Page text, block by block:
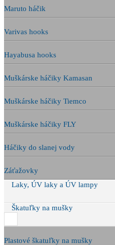
Maruto háčik
Varivas hooks
Hayabusa hooks
Muškárske háčiky Kamasan
Muškárske háčiky Tiemco
Muškárske háčiky FLY
Háčiky do slanej vody
Záťažovky
Laky, ÚV laky a ÚV lampy
Škatuľky na mušky
Plastové škatuľky na mušky